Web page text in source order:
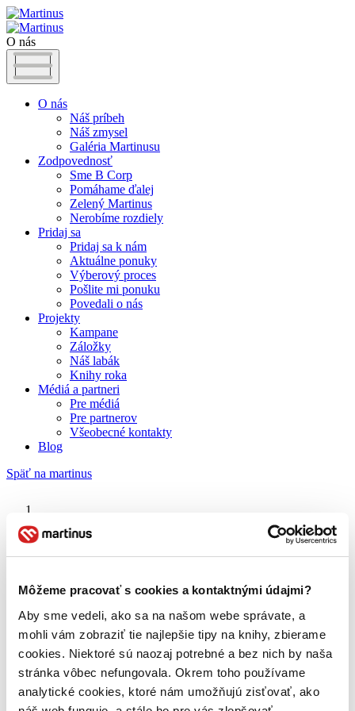
Môžeme pracovať s cookies a kontaktnými údajmi?
Aby sme vedeli, ako sa na našom webe správate, a
mohli vám zobraziť tie najlepšie tipy na knihy, zbierame
cookies. Niektoré sú naozaj potrebné a bez nich by naša
stránka vôbec nefungovala. Okrem toho používame
analytické cookies, ktoré nám umožňujú zisťovať, ako
O nás
O nás
Náš príbeh
Náš zmysel
Galéria Martinusu
Zodpovednosť
Sme B Corp
Pomáhame ďalej
Zelený Martinus
Nerobíme rozdiely
Pridaj sa
Pridaj sa k nám
Aktuálne ponuky
Výberový proces
Pošlite mi ponuku
Povedali o nás
Projekty
Kampane
Záložky
Náš labák
Knihy roka
Médiá a partneri
Pre médiá
Pre partnerov
Všeobecné kontakty
Blog
Späť na martinus
Dr. House
O nás
Náš príbeh
Galéria Martinusu
Zodpovednosť
Sme B Corp